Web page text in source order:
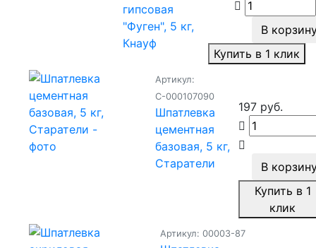
гипсовая
"Фуген", 5 кг,
Кнауф
В
Купить в 1 клик
Артикул:
С-000107090
Шпатлевка
цементная
базовая, 5 кг,
Старатели
197 руб.
В
Купить в 1
клик
Артикул: 00003-87